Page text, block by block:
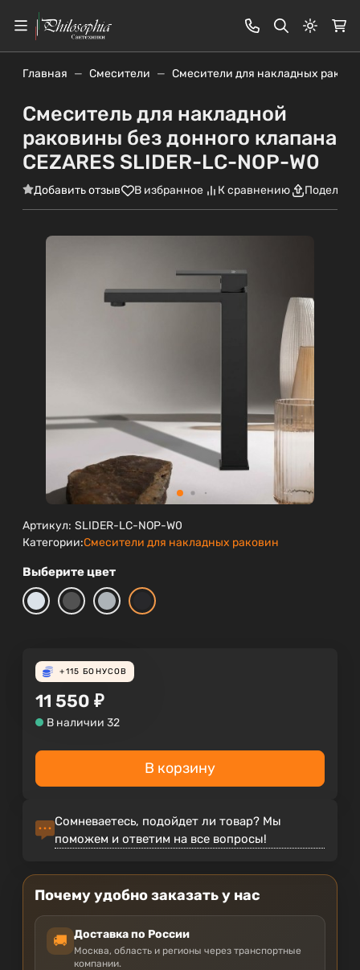
Главная Смесители Смесители для накладных
Смеситель для накладной
раковины без донного клапана
CEZARES SLIDER-LC-NOP-W0
Добавить отзыв В избранное К сравнению
Артикул: SLIDER-LC-NOP-W0
Категории:Смесители для накладных раковин
Выберите цвет
+115 БОНУСОВ
11 550 ₽
В наличии 32
В корзину
Сомневаетесь, подойдет ли товар? Мы
поможем и ответим на все вопросы!
Почему удобно заказать у нас
🚚 Доставка по России
Москва, область и регионы через транспортные
компании.